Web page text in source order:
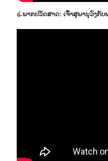
໒.ພາກປວັດສາດ: ເຈົ້າສຸພານຸວົງກັ